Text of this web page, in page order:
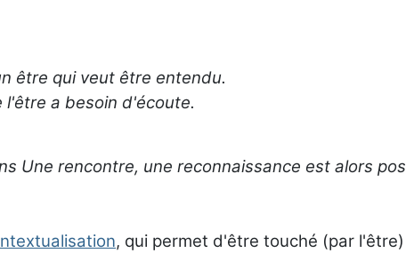
être qui veut être entendu.
a besoin d'écoute.
Une rencontre, une reconnaissance est alors
, qui permet d'être touché (par